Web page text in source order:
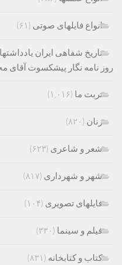
انواع فایلهای صوتی (۶۱)
تاریخ شفاهی ایران
روز نامه نگار پیشکسوت آقای
تربت ما (۱,۰۱۶)
زنان (۸۲۰)
شعر و شاعری (۶۲۳)
شهر و شهرداری (۸۱۷)
فایلهای تصویری (۱۰۴)
فیلم و سینما (۳۳۰)
کتاب و کتابخانه (۸۳۱)